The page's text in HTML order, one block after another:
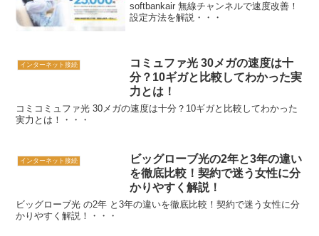
softbankair 無線チャンネルで速度改善！
設定方法を解説・・・
インターネット接続
コミュファ光 30メガの速度は十
分？10ギガと比較してわかった実
力とは！
コミコミュファ光 30メガの速度は十分？10ギガと比較してわかった
実力とは！・・・
インターネット接続
ビッグローブ光の2年と3年の違い
を徹底比較！契約で迷う女性に分
かりやすく解説！
ビッグローブ光 の2年 と3年の違いを徹底比較！契約で迷う女性に分
かりやすく解説！・・・